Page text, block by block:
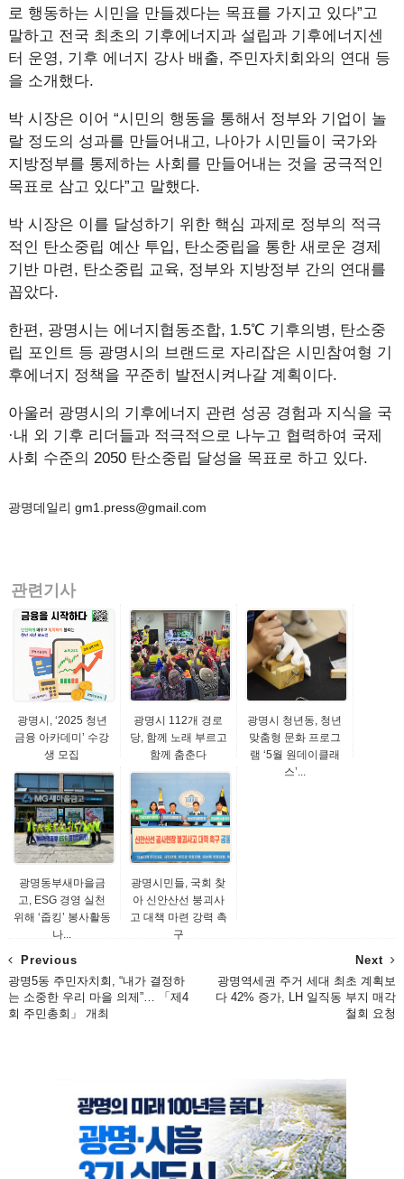
로 행동하는 시민을 만들겠다는 목표를 가지고 있다”고
말하고 전국 최초의 기후에너지과 설립과 기후에너지센
터 운영, 기후 에너지 강사 배출, 주민자치회와의 연대 등
을 소개했다.
박 시장은 이어 “시민의 행동을 통해서 정부와 기업이 놀
랄 정도의 성과를 만들어내고, 나아가 시민들이 국가와
지방정부를 통제하는 사회를 만들어내는 것을 궁극적인
목표로 삼고 있다”고 말했다.
박 시장은 이를 달성하기 위한 핵심 과제로 정부의 적극
적인 탄소중립 예산 투입, 탄소중립을 통한 새로운 경제
기반 마련, 탄소중립 교육, 정부와 지방정부 간의 연대를
꼽았다.
한편, 광명시는 에너지협동조합, 1.5℃ 기후의병, 탄소중
립 포인트 등 광명시의 브랜드로 자리잡은 시민참여형 기
후에너지 정책을 꾸준히 발전시켜나갈 계획이다.
아울러 광명시의 기후에너지 관련 성공 경험과 지식을 국
·내 외 기후 리더들과 적극적으로 나누고 협력하여 국제
사회 수준의 2050 탄소중립 달성을 목표로 하고 있다.
광명데일리 gm1.press@gmail.com
관련기사
광명시, ‘2025 청년
금융 아카데미’ 수강
생 모집
광명시 112개 경로
당, 함께 노래 부르고
함께 춤춘다
광명시 청년동, 청년
맞춤형 문화 프로그
램 ‘5월 원데이클래
스’...
광명동부새마을금
고, ESG 경영 실천
위해 ‘줍킹’ 봉사활동
나...
광명시민들, 국회 찾
아 신안산선 붕괴사
고 대책 마련 강력 촉
구
Next
광명역세권 주거 세대 최초 계획보
다 42% 증가, LH 일직동 부지 매각
철회 요청
Previous
광명5동 주민자치회, “내가 결정하
는 소중한 우리 마을 의제”… 「제4
회 주민총회」 개최